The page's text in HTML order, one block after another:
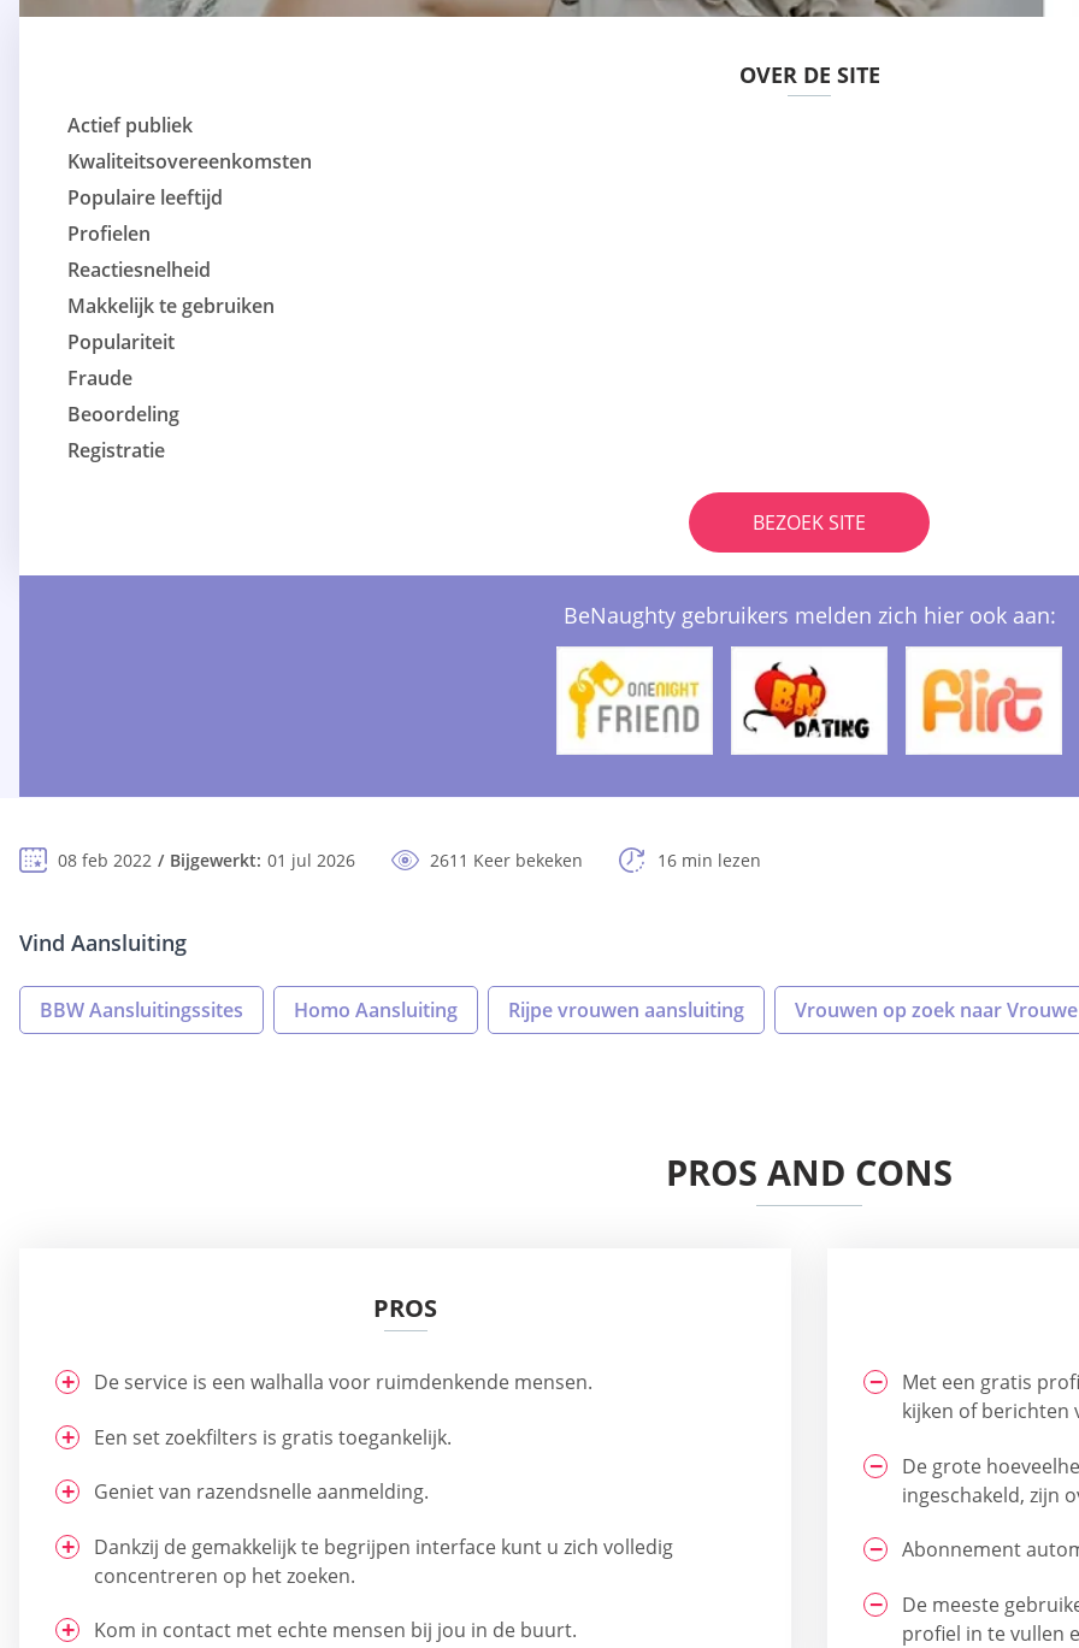
OVER DE SITE
Actief publiek
Kwaliteitsovereenkomsten
Populaire leeftijd
Profielen
Reactiesnelheid
Makkelijk te gebruiken
Populariteit
Fraude
Beoordeling
Registratie
BEZOEK SITE
BeNaughty gebruikers melden zich hier ook aan:
08 feb 2022 Bijgewerkt: 01 jul 2026 2611 Keer bekeken 16 min lezen
Vind Aansluiting
BBW Aansluitingssites Homo Aansluiting Rijpe vrouwen aansluiting Vrouwen op zoek naar
PROS AND CONS
PROS
De service is een walhalla voor ruimdenkende mensen.
Een set zoekfilters is gratis toegankelijk.
Geniet van razendsnelle aanmelding.
Dankzij de gemakkelijk te begrijpen interface kunt u zich volledig
concentreren op het zoeken.
Kom in contact met echte mensen bij jou in de buurt.
Met een gratis
kijken of berichten
De grote
ingeschakeld, zijn
Abonnement
De meeste
profiel in te vullen